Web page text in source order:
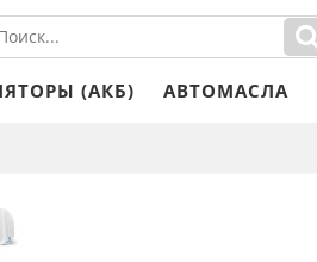
(АКБ) АВТОМАСЛА